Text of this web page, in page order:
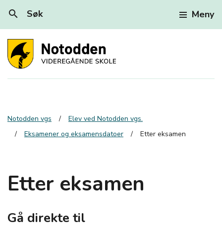
search Søk Meny
Notodden vgs
Elev ved Notodden vgs.
Eksamener og eksamensdatoer
Etter eksamen
Etter eksamen
Gå direkte til